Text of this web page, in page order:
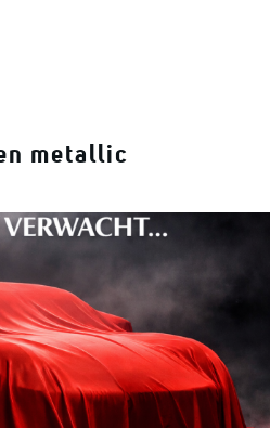
metallic